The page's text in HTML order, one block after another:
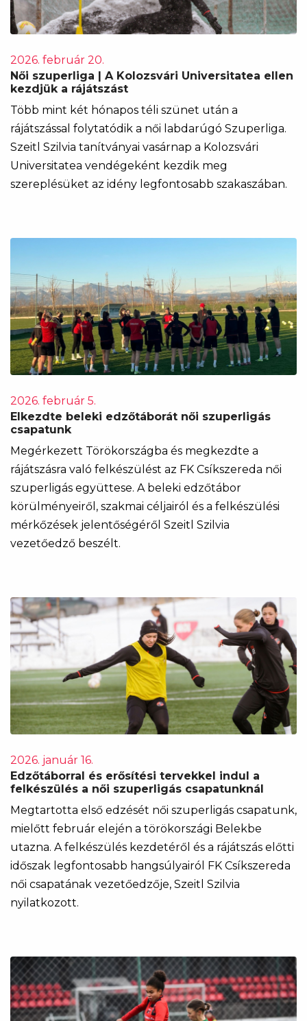
2026. február 20.
Női szuperliga | A Kolozsvári Universitatea ellen
kezdjük a rájátszást
Több mint két hónapos téli szünet után a
rájátszással folytatódik a női labdarúgó Szuperliga.
Szeitl Szilvia tanítványai vasárnap a Kolozsvári
Universitatea vendégeként kezdik meg
szereplésüket az idény legfontosabb szakaszában.
2026. február 5.
Elkezdte beleki edzőtáborát női szuperligás
csapatunk
Megérkezett Törökországba és megkezdte a
rájátszásra való felkészülést az FK Csíkszereda női
szuperligás együttese. A beleki edzőtábor
körülményeiről, szakmai céljairól és a felkészülési
mérkőzések jelentőségéről Szeitl Szilvia
vezetőedző beszélt.
2026. január 16.
Edzőtáborral és erősítési tervekkel indul a
felkészülés a női szuperligás csapatunknál
Megtartotta első edzését női szuperligás csapatunk,
mielőtt február elején a törökországi Belekbe
utazna. A felkészülés kezdetéről és a rájátszás előtti
időszak legfontosabb hangsúlyairól FK Csíkszereda
női csapatának vezetőedzője, Szeitl Szilvia
nyilatkozott.